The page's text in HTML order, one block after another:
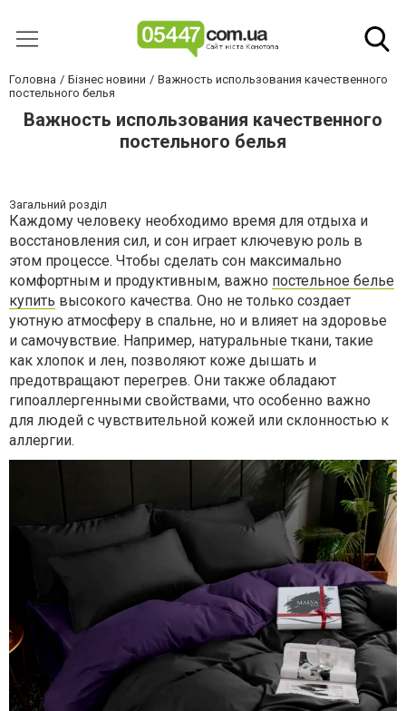
Головна Бізнес новини
Важность использования качественного
постельного белья
Важность использования качественного
постельного белья
Загальний розділ
Каждому человеку необходимо время для отдыха и
восстановления сил, и сон играет ключевую роль в
этом процессе. Чтобы сделать сон максимально
комфортным и продуктивным, важно постельное белье
купить высокого качества. Оно не только создает
уютную атмосферу в спальне, но и влияет на здоровье
и самочувствие. Например, натуральные ткани, такие
как хлопок и лен, позволяют коже дышать и
предотвращают перегрев. Они также обладают
гипоаллергенными свойствами, что особенно важно
для людей с чувствительной кожей или склонностью к
аллергии.